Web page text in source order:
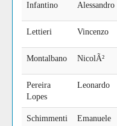
Infantino Alessandro
Lettieri Vincenzo
Montalbano NicolÃ²
Pereira
Lopes
Leonardo
Schimmenti Emanuele